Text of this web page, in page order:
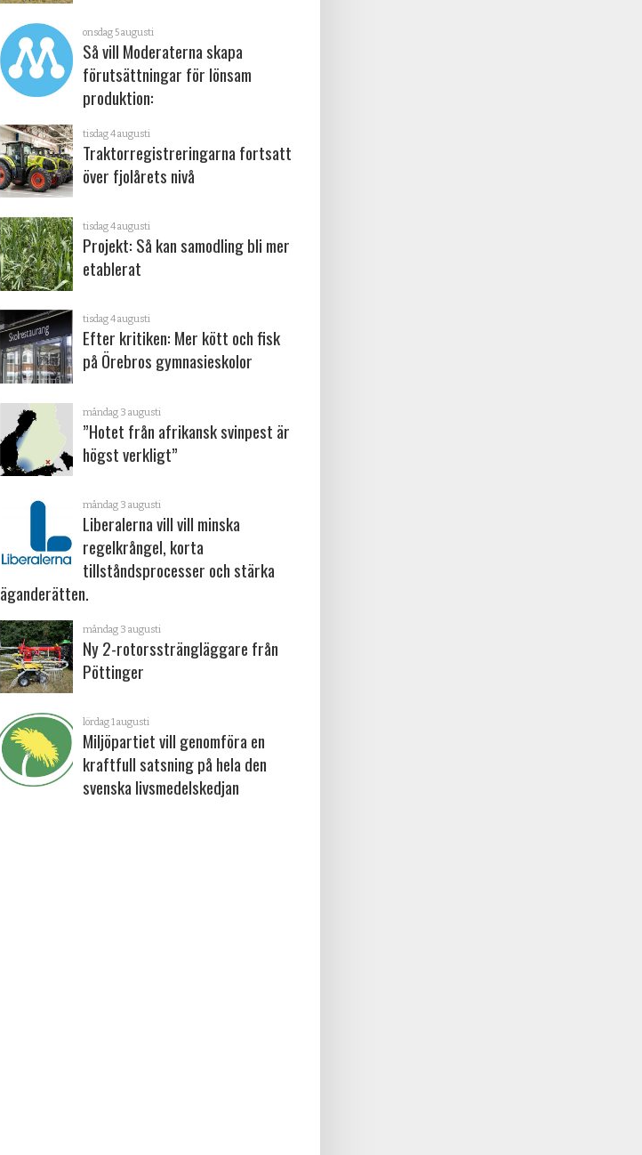
onsdag 5 augusti
Så vill Moderaterna skapa
förutsättningar för lönsam
produktion:
tisdag 4 augusti
Traktorregistreringarna fortsatt
över fjolårets nivå
tisdag 4 augusti
Projekt: Så kan samodling bli mer
etablerat
tisdag 4 augusti
Efter kritiken: Mer kött och fisk
på Örebros gymnasieskolor
måndag 3 augusti
”Hotet från afrikansk svinpest är
högst verkligt”
måndag 3 augusti
Liberalerna vill vill minska
regelkrångel, korta
tillståndsprocesser och stärka
ägande­rätten.
måndag 3 augusti
Ny 2-rotorssträngläggare från
Pöttinger
lördag 1 augusti
Miljöpartiet vill genomföra en
kraftfull satsning på hela den
svenska livsmedelskedjan